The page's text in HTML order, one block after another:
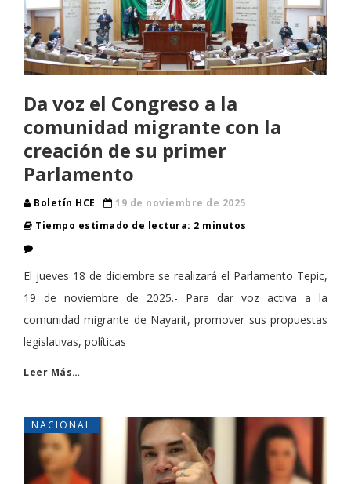
Da voz el Congreso a la
comunidad migrante con la
creación de su primer
Parlamento
Boletín HCE
19 de noviembre de 2025
Tiempo estimado de lectura: 2 minutos
El jueves 18 de diciembre se realizará el Parlamento Tepic,
19 de noviembre de 2025.- Para dar voz activa a la
comunidad migrante de Nayarit, promover sus propuestas
legislativas, políticas
Leer Más…
NACIONAL